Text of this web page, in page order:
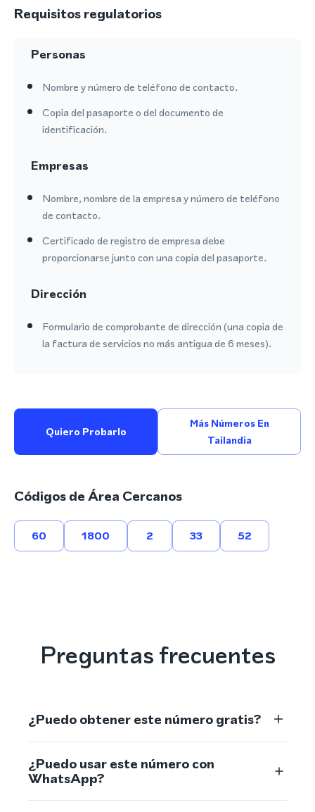
Requisitos regulatorios
Personas
Nombre y número de teléfono de contacto.
Copia del pasaporte o del documento de
identificación.
Empresas
Nombre, nombre de la empresa y número de teléfono
de contacto.
Certificado de registro de empresa debe
proporcionarse junto con una copia del pasaporte.
Dirección
Formulario de comprobante de dirección (una copia de
la factura de servicios no más antigua de 6 meses).
Quiero Probarlo
Más Números En
Tailandia
Códigos de Área Cercanos
60 1800 2 33 52
Preguntas frecuentes
¿Puedo obtener este número gratis?
¿Puedo usar este número con
WhatsApp?